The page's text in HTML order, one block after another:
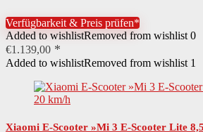
Leistung Akku 486,7 Wh
Spannung Akku
Anzahl Räder
Verfügbarkeit & Preis prüfen*
Added to wishlistRemoved from wishlist 0
€1.139,00
Added to wishlistRemoved from wishlist 1
Xiaomi E-Scooter »Mi 3 E-Scooter Lite